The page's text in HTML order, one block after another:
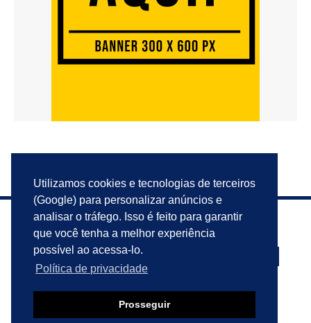
Utilizamos cookies e tecnologias de terceiros
(Google) para personalizar anúncios e
analisar o tráfego. Isso é feito para garantir
que você tenha a melhor experiência
possível ao acessa-lo.
Política de privacidade
Prosseguir
PRIVACIDADE ANUNCIE